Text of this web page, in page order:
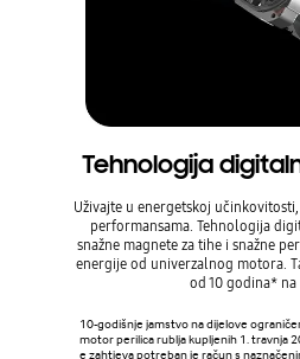
Tehnologija
Uživajte u energetskoj
performansama. Tehnologija
snažne magnete za tihe i snažne
energije od univerzalnog motora.
od 10 godina*
10-godišnje jamstvo na dijelove
motor perilica rublja kupljenih 1. travnja
e zahtjeva potreban je račun s